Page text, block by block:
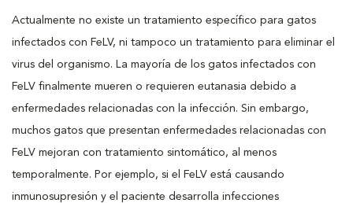
Actualmente no existe un tratamiento específico para gatos
infectados con FeLV, ni tampoco un tratamiento para eliminar el
virus del organismo. La mayoría de los gatos infectados con
FeLV finalmente mueren o requieren eutanasia debido a
enfermedades relacionadas con la infección. Sin embargo,
muchos gatos que presentan enfermedades relacionadas con
FeLV mejoran con tratamiento sintomático, al menos
temporalmente. Por ejemplo, si el FeLV está causando
inmunosupresión y el paciente desarrolla infecciones